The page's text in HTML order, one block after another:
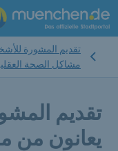
تقديم المشورة
مشاكل الصحة
تقديم
يعانون من